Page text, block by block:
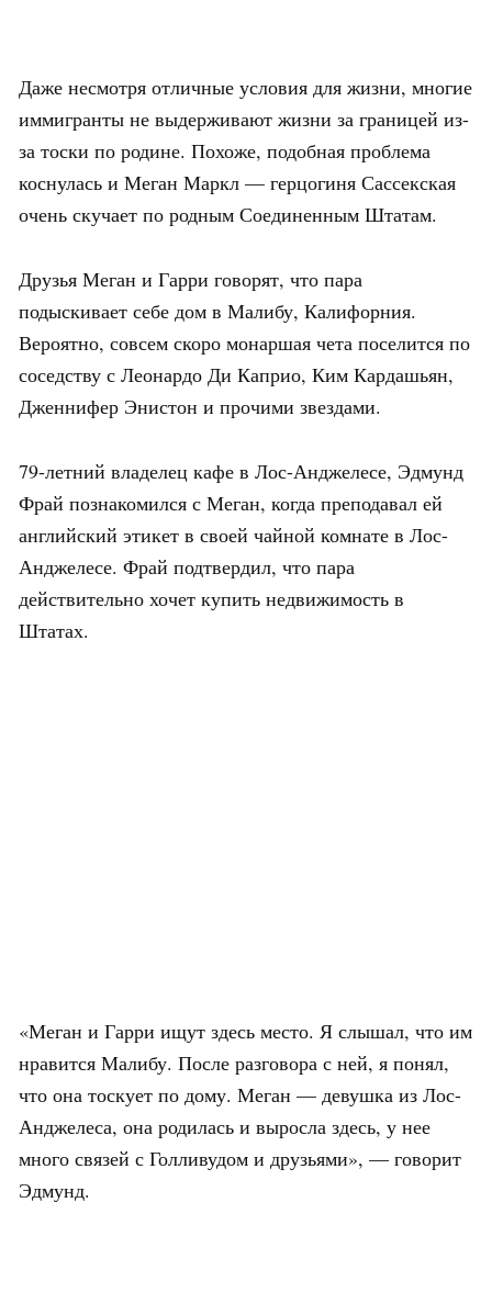
Даже несмотря отличные условия для жизни, многие
иммигранты не выдерживают жизни за границей из-
за тоски по родине. Похоже, подобная проблема
коснулась и Меган Маркл — герцогиня Сассекская
очень скучает по родным Соединенным Штатам.
Друзья Меган и Гарри говорят, что пара
подыскивает себе дом в Малибу, Калифорния.
Вероятно, совсем скоро монаршая чета поселится по
соседству с Леонардо Ди Каприо, Ким Кардашьян,
Дженнифер Энистон и прочими звездами.
79-летний владелец кафе в Лос-Анджелесе, Эдмунд
Фрай познакомился с Меган, когда преподавал ей
английский этикет в своей чайной комнате в Лос-
Анджелесе. Фрай подтвердил, что пара
действительно хочет купить недвижимость в
Штатах.
«Меган и Гарри ищут здесь место. Я слышал, что им
нравится Малибу. После разговора с ней, я понял,
что она тоскует по дому. Меган — девушка из Лос-
Анджелеса, она родилась и выросла здесь, у нее
много связей с Голливудом и друзьями», — говорит
Эдмунд.